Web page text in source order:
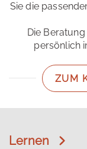
Sie die
Die
persönlich
ZUM
Lernen